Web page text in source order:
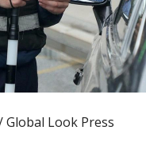
Look Press